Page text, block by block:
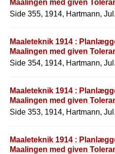
Maalingen med given
Side 355, 1914, Hartmann, Jul.
Maaleteknik 1914 :
Maalingen med given
Side 354, 1914, Hartmann, Jul.
Maaleteknik 1914 :
Maalingen med given
Side 353, 1914, Hartmann, Jul.
Maaleteknik 1914 :
Maalingen med given